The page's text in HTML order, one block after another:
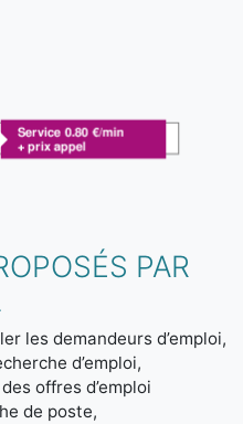
PAR
les demandeurs d’emploi,
d’emploi,
offres d’emploi
de poste,